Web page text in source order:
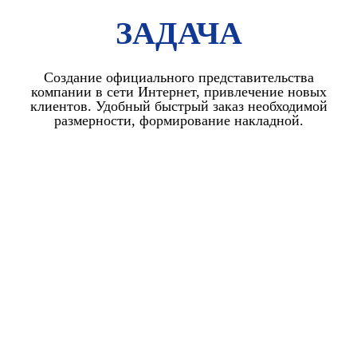
ЗАДАЧА
Создание официального представительства
компании в сети Интернет, привлечение новых
клиентов. Удобный быстрый заказ необходимой
размерности, формирование накладной.